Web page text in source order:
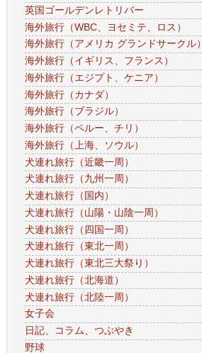
英国ゴールデンレトリバー
海外旅行（WBC、ヨセミテ、ロス）
海外旅行（アメリカ グランドサークル）
海外旅行（イギリス、フランス）
海外旅行（エジプト、ケニア）
海外旅行（カナダ）
海外旅行（ブラジル）
海外旅行（ペルー、チリ）
海外旅行（上海、ソウル）
犬連れ旅行（近畿一周）
犬連れ旅行（九州一周）
犬連れ旅行（国内）
犬連れ旅行（山陽・山陰一周）
犬連れ旅行（四国一周）
犬連れ旅行（東北一周）
犬連れ旅行（東北三大祭り）
犬連れ旅行（北海道）
犬連れ旅行（北陸一周）
女子会
日記、コラム、つぶやき
野球